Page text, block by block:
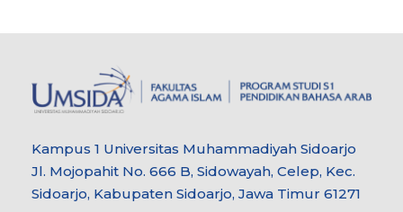
Kampus 1 Universitas Muhammadiyah Sidoarjo
Jl. Mojopahit No. 666 B, Sidowayah, Celep, Kec.
Sidoarjo, Kabupaten Sidoarjo, Jawa Timur 61271